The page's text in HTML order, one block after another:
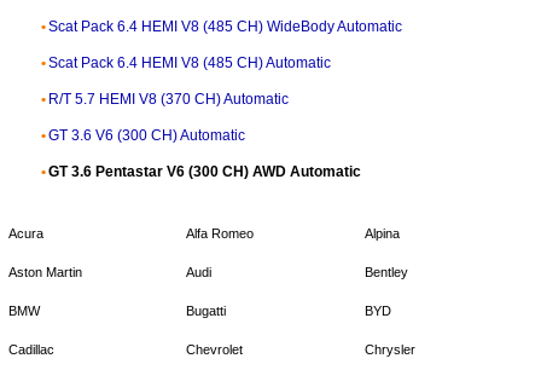
Scat Pack 6.4 HEMI V8 (485 CH) WideBody Automatic
Scat Pack 6.4 HEMI V8 (485 CH) Automatic
R/T 5.7 HEMI V8 (370 CH) Automatic
GT 3.6 V6 (300 CH) Automatic
GT 3.6 Pentastar V6 (300 CH) AWD Automatic
Acura Alfa Romeo Alpina
Aston Martin Audi Bentley
BMW Bugatti BYD
Cadillac Chevrolet Chrysler